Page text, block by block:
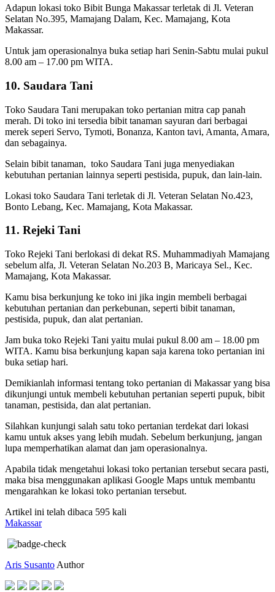
Adapun lokasi toko Bibit Bunga Makassar terletak di Jl. Veteran
Selatan No.395, Mamajang Dalam, Kec. Mamajang, Kota
Makassar.
Untuk jam operasionalnya buka setiap hari Senin-Sabtu mulai pukul
8.00 am – 17.00 pm WITA.
10. Saudara Tani
Toko Saudara Tani merupakan toko pertanian mitra cap panah
merah. Di toko ini tersedia bibit tanaman sayuran dari berbagai
merek seperi Servo, Tymoti, Bonanza, Kanton tavi, Amanta, Amara,
dan sebagainya.
Selain bibit tanaman, toko Saudara Tani juga menyediakan
kebutuhan pertanian lainnya seperti pestisida, pupuk, dan lain-lain.
Lokasi toko Saudara Tani terletak di Jl. Veteran Selatan No.423,
Bonto Lebang, Kec. Mamajang, Kota Makassar.
11. Rejeki Tani
Toko Rejeki Tani berlokasi di dekat RS. Muhammadiyah Mamajang
sebelum alfa, Jl. Veteran Selatan No.203 B, Maricaya Sel., Kec.
Mamajang, Kota Makassar.
Kamu bisa berkunjung ke toko ini jika ingin membeli berbagai
kebutuhan pertanian dan perkebunan, seperti bibit tanaman,
pestisida, pupuk, dan alat pertanian.
Jam buka toko Rejeki Tani yaitu mulai pukul 8.00 am – 18.00 pm
WITA. Kamu bisa berkunjung kapan saja karena toko pertanian ini
buka setiap hari.
Demikianlah informasi tentang toko pertanian di Makassar yang bisa
dikunjungi untuk membeli kebutuhan pertanian seperti pupuk, bibit
tanaman, pestisida, dan alat pertanian.
Silahkan kunjungi salah satu toko pertanian terdekat dari lokasi
kamu untuk akses yang lebih mudah. Sebelum berkunjung, jangan
lupa memperhatikan alamat dan jam operasionalnya.
Apabila tidak mengetahui lokasi toko pertanian tersebut secara pasti,
maka bisa menggunakan aplikasi Google Maps untuk membantu
mengarahkan ke lokasi toko pertanian tersebut.
Artikel ini telah dibaca 595 kali
Makassar
Aris Susanto Author